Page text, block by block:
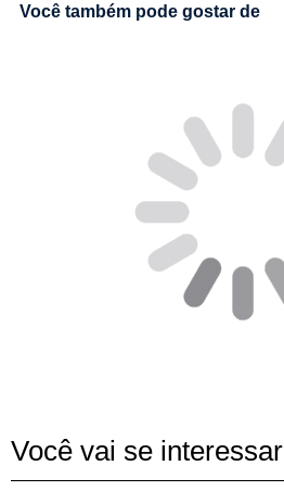
Você também pode gostar de
Você vai se interessar